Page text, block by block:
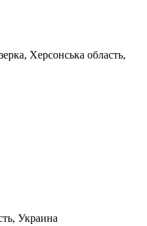
Херсонська область,
Украина